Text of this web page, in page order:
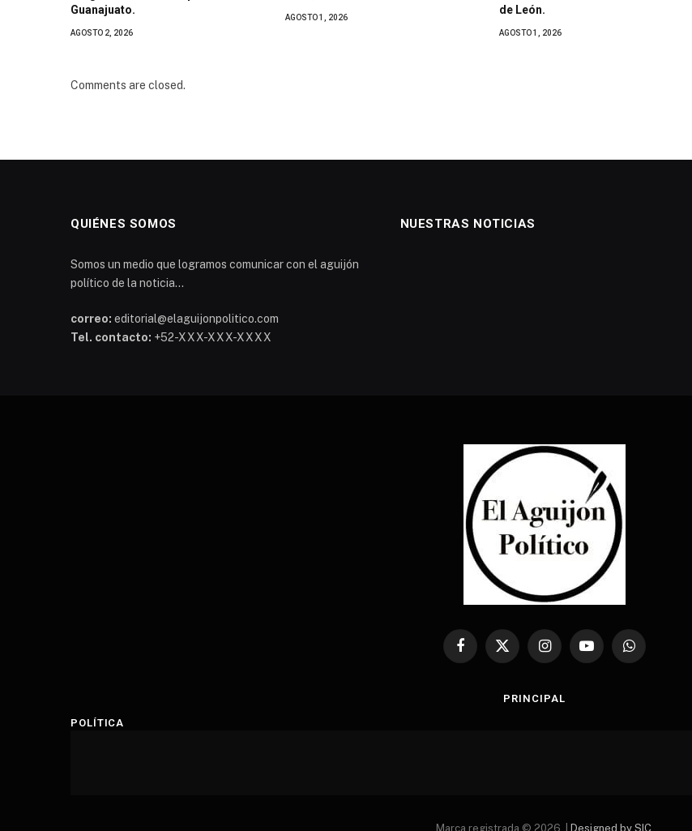
Guanajuato.
AGOSTO 2, 2026
AGOSTO 1, 2026
de León.
AGOSTO 1, 2026
Comments are closed.
QUIÉNES SOMOS
Somos un medio que logramos comunicar con el aguijón
político de la noticia...
correo: editorial@elaguijonpolitico.com
Tel. contacto: +52-XXX-XXX-XXXX
NUESTRAS NOTICIAS
Facebook
X
InstagramYouTubeWhatsApp
PRINCIPAL
POLÍTICA
Marca registrada © 2026. | Designed by SIC.